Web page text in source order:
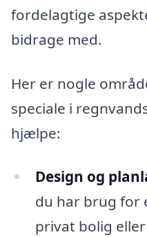
fordelagtige
bidrage med.
Her er nogle
speciale i
hjælpe:
Design og
du har brug for
privat bolig